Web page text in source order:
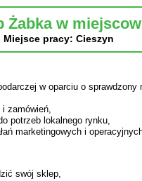
Żabka w
Miejsce pracy: Cieszyn
w oparciu o sprawdzony
i zamówień,
potrzeb lokalnego rynku,
marketingowych i
swój sklep,